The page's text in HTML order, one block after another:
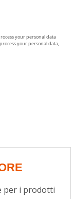
per i prodotti